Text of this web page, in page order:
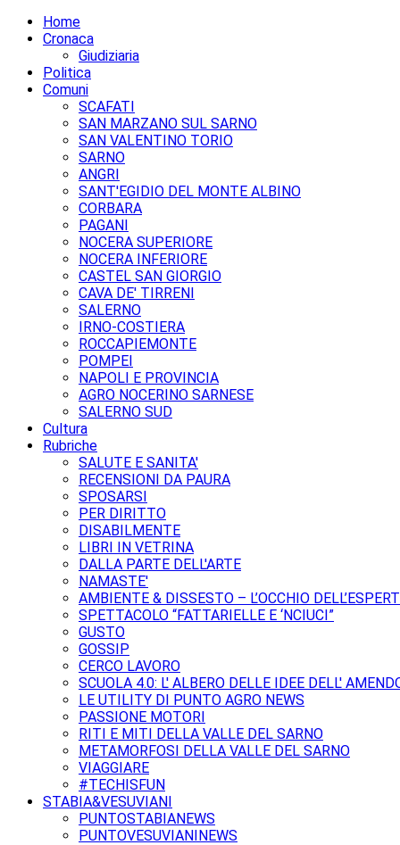
Home
Cronaca
Giudiziaria
Politica
Comuni
SCAFATI
SAN MARZANO SUL SARNO
SAN VALENTINO TORIO
SARNO
ANGRI
SANT'EGIDIO DEL MONTE ALBINO
CORBARA
PAGANI
NOCERA SUPERIORE
NOCERA INFERIORE
CASTEL SAN GIORGIO
CAVA DE' TIRRENI
SALERNO
IRNO-COSTIERA
ROCCAPIEMONTE
POMPEI
NAPOLI E PROVINCIA
AGRO NOCERINO SARNESE
SALERNO SUD
Cultura
Rubriche
SALUTE E SANITA'
RECENSIONI DA PAURA
SPOSARSI
PER DIRITTO
DISABILMENTE
LIBRI IN VETRINA
DALLA PARTE DELL'ARTE
NAMASTE'
AMBIENTE & DISSESTO – L’OCCHIO
SPETTACOLO “FATTARIELLE E ‘NCIUCI”
GUSTO
GOSSIP
CERCO LAVORO
SCUOLA 4.0: L' ALBERO DELLE IDEE DELL'
LE UTILITY DI PUNTO AGRO NEWS
PASSIONE MOTORI
RITI E MITI DELLA VALLE DEL SARNO
METAMORFOSI DELLA VALLE DEL SARNO
VIAGGIARE
#TECHISFUN
STABIA&VESUVIANI
PUNTOSTABIANEWS
PUNTOVESUVIANINEWS